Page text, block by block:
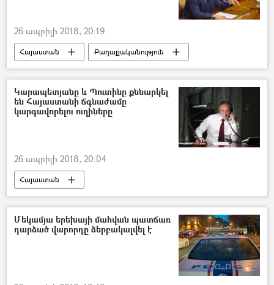
26 ապրիլի 2018, 20:19
Հայաստան
Քաղաքականություն
«Իմ քայլը» բողոքի ակցիա
Կարապետյանը և Պուտինը քննարկել
են Հայաստանի ճգնաժամը
կարգավորելու ուղիները
26 ապրիլի 2018, 20:04
Հայաստան
Մեկամյա երեխայի մահվան պատճառ
դարձած վարորդը ձերբակալվել է